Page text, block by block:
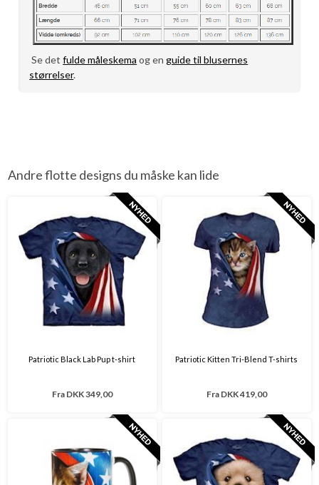
Se detfulde måleskema og enguide til blusernes
størrelser.
Andre flotte designs du måske kan lide
Patriotic Black Lab Pup t-shirt
Fra DKK 349,00
Patriotic Kitten Tri-Blend T-shirts
Fra DKK 419,00